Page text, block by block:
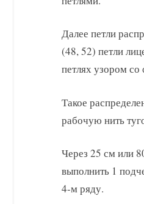
Далее петли
(48, 52) петли
петлях узором
Такое
рабочую нить
Через 25 см или
выполнить 1
4-м ряду.